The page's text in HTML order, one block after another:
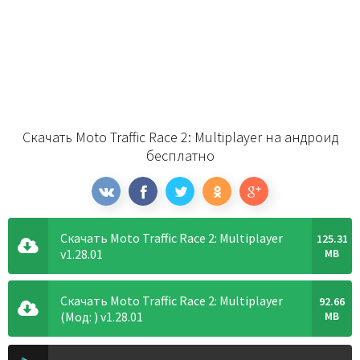
Скачать Moto Traffic Race 2: Multiplayer на андроид
бесплатно
Скачать Moto Traffic Race 2: Multiplayer
v1.28.01
125.31
MB
Скачать Moto Traffic Race 2: Multiplayer
(Мод: ) v1.28.01
92.66
MB